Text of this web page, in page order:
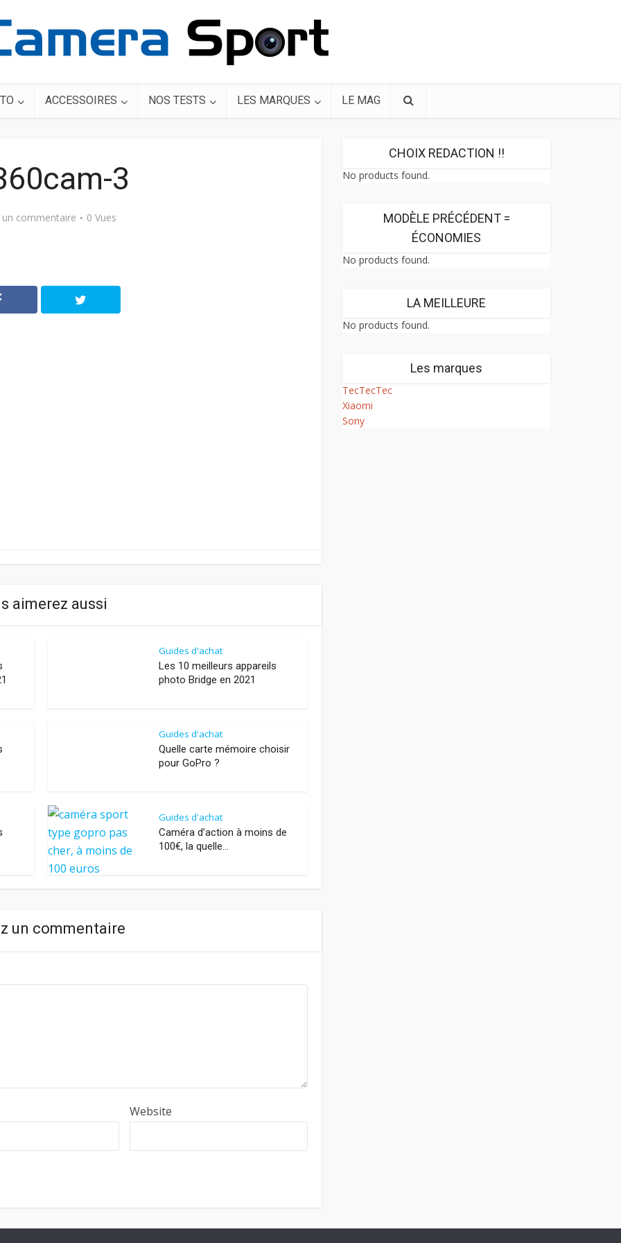
ACCESSOIRES NOS TESTS LES MARQUES LE MAG
3
commentaire 0 Vues
aimerez aussi
Guides d'achat
Les 10 meilleurs appareils
photo Bridge en 2021
Guides d'achat
Quelle carte mémoire choisir
pour GoPro ?
Guides d'achat
Caméra d’action à moins de
100€, la quelle...
un commentaire
Website
CHOIX REDACTION !!
No products found.
MODÈLE PRÉCÉDENT =
ÉCONOMIES
No products found.
LA MEILLEURE
No products found.
Les marques
TecTecTec
Xiaomi
Sony